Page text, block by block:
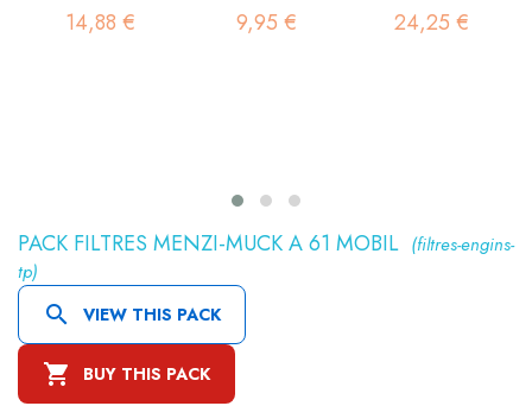
14,88 € 9,95 € 24,25 €
PACK FILTRES MENZI-MUCK A 61 MOBIL (filtres-engins-
tp)
 VIEW THIS PACK
 BUY THIS PACK